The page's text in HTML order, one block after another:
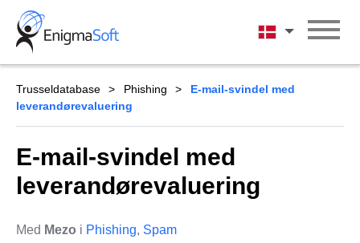
Skip
content
Dansk
Trusseldatabase Phishing
E-mail-svindel med
leverandørevaluering
E-mail-svindel med
leverandørevaluering
Med Mezo i Phishing, Spam